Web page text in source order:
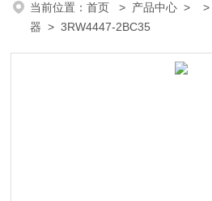
当前位置：首页 > 产品中心 >
器 > 3RW4447-2BC35